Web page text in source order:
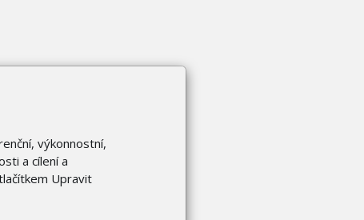
výkonnostní,
a cílení a
Upravit